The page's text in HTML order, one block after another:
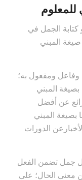
كتابة الجمل في
المبني
ومفعول به؛
بصيغة المبني
عن أفضل
بصيغة المبني
الدورات
جمل تضمن الفعل
معنى الحال؛ على